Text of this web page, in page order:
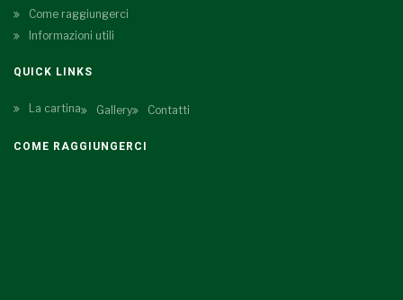
Come raggiungerci
Informazioni utili
QUICK LINKS
La cartina Gallery Contatti
COME RAGGIUNGERCI